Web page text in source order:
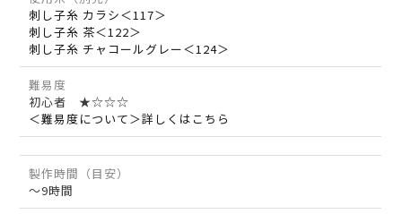
刺し子糸 カラシ＜117＞
刺し子糸 茶＜122＞
刺し子糸 チャコールグレー＜124＞
難易度
初心者 ★☆☆☆
＜難易度について＞詳しくはこちら
製作時間（目安）
～9時間